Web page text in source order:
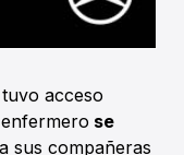
acceso
se
sus compañeras